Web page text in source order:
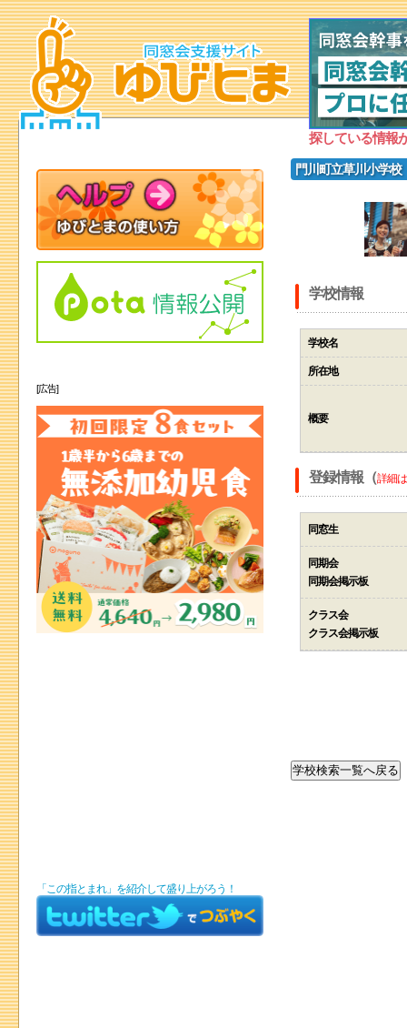
探している情報
門川町立草川小学校
学校情報
学校名
所在地
概要
登録情報（詳細
同窓生
同期会
同期会掲示板
クラス会
クラス会掲示板
[広告]
「この指とまれ」を紹介して盛り上がろう！